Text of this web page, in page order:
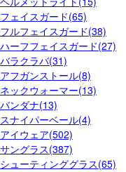
フェイスガード(65)
フルフェイスガード(38)
ハーフフェイスガード(27)
バラクラバ(31)
アフガンストール(8)
ネックウォーマー(13)
バンダナ(13)
スナイパーベール(4)
アイウェア(502)
サングラス(387)
シューティンググラス(65)